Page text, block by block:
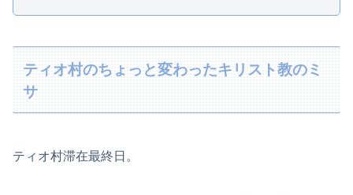
ティオ村のちょっと変わったキリスト教のミ
サ
ティオ村滞在最終日。